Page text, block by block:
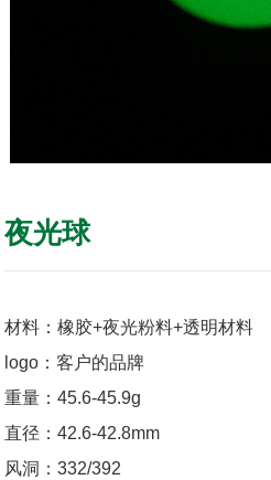
夜光球
材料：橡胶+夜光粉料+透明材料
logo：客户的品牌
重量：45.6-45.9g
直径：42.6-42.8mm
风洞：332/392